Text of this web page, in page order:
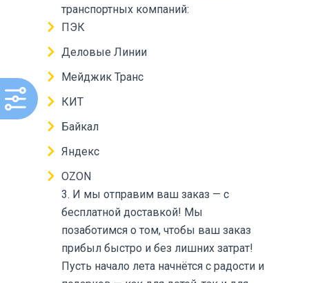
транспортных компаний:
ПЭК
Деловые Линии
Мейджик Транс
КИТ
Байкал
Яндекс
OZON
3. И мы отправим ваш заказ — с
бесплатной доставкой! Мы
позаботимся о том, чтобы ваш заказ
прибыл быстро и без лишних затрат!
Пусть начало лета начнётся с радости и